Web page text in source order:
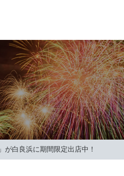
が白良浜に期間限定出店中！